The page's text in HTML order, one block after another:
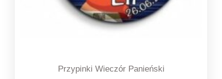
Przypinki Wieczór Panieński